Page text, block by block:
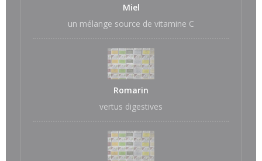
Miel
un mélange source de vitamine C
Romarin
vertus digestives